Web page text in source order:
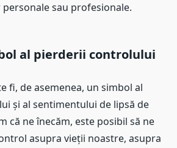
sau profesionale.
al pierderii controlului
fi, de asemenea, un simbol al
și al sentimentului de lipsă de
că ne înecăm, este posibil să ne
asupra vieții noastre, asupra